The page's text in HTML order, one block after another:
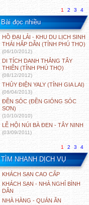
1 2 3 4
Bài đọc nhiều
HỒ ĐẠI LẢI - KHU DU LỊCH SINH
THÁI HẤP DẪN (TỈNH PHÚ THỌ)
(06/10/2012)
DI TÍCH DANH THẮNG TÂY
THIÊN (TỈNH PHÚ THỌ)
(08/12/2012)
THỦY ĐIỆN YALY (TỈNH GIA LAI)
(06/04/2013)
ĐỀN SÓC (ĐỀN GIÓNG SÓC
SƠN)
(10/10/2010)
LỄ HỘI NÚI BÀ ĐEN - TÂY NINH
(03/09/2011)
1 2 3 4
TÌM NHANH DỊCH VỤ
KHÁCH SẠN CAO CẤP
KHÁCH SẠN - NHÀ NGHỈ BÌNH
DÂN
NHÀ HÀNG - QUÁN ĂN